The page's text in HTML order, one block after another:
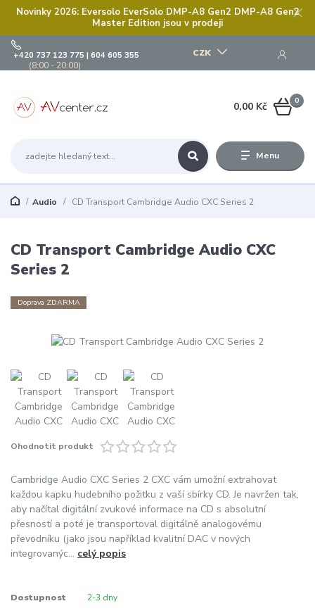
Novinky 2026: Eversolo EverSolo DMP-A8 Gen2 DMP-A8 Gen2
Master Edition jsou v prodeji
Menu
CZK
+420 737 123 775 | 604 605 355
(8:00 - 20:00)
0
0,00 Kč
Audio CD Transport Cambridge Audio CXC Series 2
CD Transport Cambridge Audio CXC
Series 2
Doprava ZDARMA
Ohodnotit produkt
Cambridge Audio CXC Series 2 CXC vám umožní extrahovat
každou kapku hudebního požitku z vaší sbírky CD. Je navržen tak,
aby načítal digitální zvukové informace na CD s absolutní
přesností a poté je transportoval digitálně analogovému
převodníku (jako jsou například kvalitní DAC v nových
integrovanýc... celý popis
Dostupnost 2-3 dny